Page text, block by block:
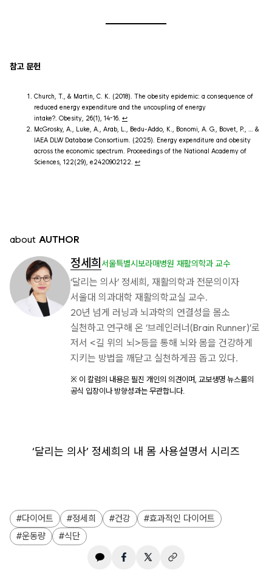
참고 문헌
Church, T., & Martin, C. K. (2018). The obesity epidemic: a consequence of
reduced energy expenditure and the uncoupling of energy
intake?. Obesity 26(1), 14-16. ↩︎
McGrosky, A., Luke, A., Arab, L., Bedu-Addo, K., Bonomi, A. G., Bovet, P., … &
IAEA DLW Database Consortium. (2025). Energy expenditure and obesity
across the economic spectrum. Proceedings of the National Academy of
Sciences, 122(29), e2420902122. ↩︎
about AUTHOR
정세희 서울특별시보라매병원 재활의학과 교수
‘달리는 의사’ 정세희, 재활의학과 전문의이자
서울대 의과대학 재활의학교실 교수.
20년 넘게 러닝과 뇌과학의 연결성을 몸소
실천하고 연구해 온 ‘브레인러너(Brain Runner)’로
저서 <길 위의 뇌>등을 통해 뇌와 몸을 건강하게
지키는 방법을 깨닫고 실천하게끔 돕고 있다.
※ 이 칼럼의 내용은 필진 개인의 의견이며, 교보생명 뉴스룸의
공식 입장이나 방향성과는 무관합니다.
‘달리는 의사’ 정세희의 내 몸 사용설명서 시리즈
다이어트 정세희 건강
효과적인 다이어트
운동량
식단